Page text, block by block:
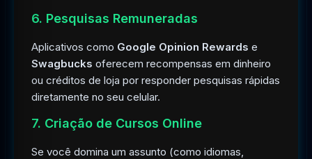
6. Pesquisas Remuneradas
Aplicativos como Google Opinion Rewards e
Swagbucks oferecem recompensas em dinheiro
ou créditos de loja por responder pesquisas rápidas
diretamente no seu celular.
7. Criação de Cursos Online
Se você domina um assunto (como idiomas,